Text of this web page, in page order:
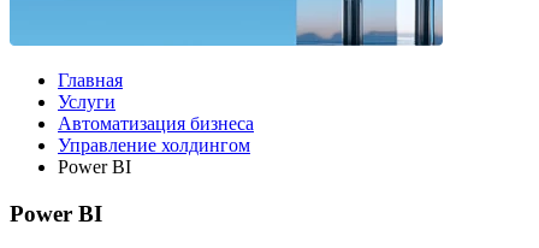
Главная
Услуги
Автоматизация бизнеса
Управление холдингом
Power BI
Power BI